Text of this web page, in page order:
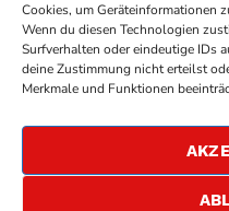
Cookies, um Geräteinformationen
Wenn du diesen Technologien
Surfverhalten oder eindeutige IDs
deine Zustimmung nicht erteilst
Merkmale und Funktionen
COPYRIGHTANTENNE
DATENSCHUTZERKLÄRUNG